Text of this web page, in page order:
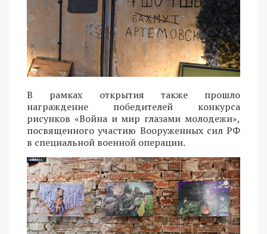
В рамках открытия также прошло
награждение победителей конкурса
рисунков «Война и мир глазами молодежи»,
посвященного участию Вооруженных сил РФ
в специальной военной операции.